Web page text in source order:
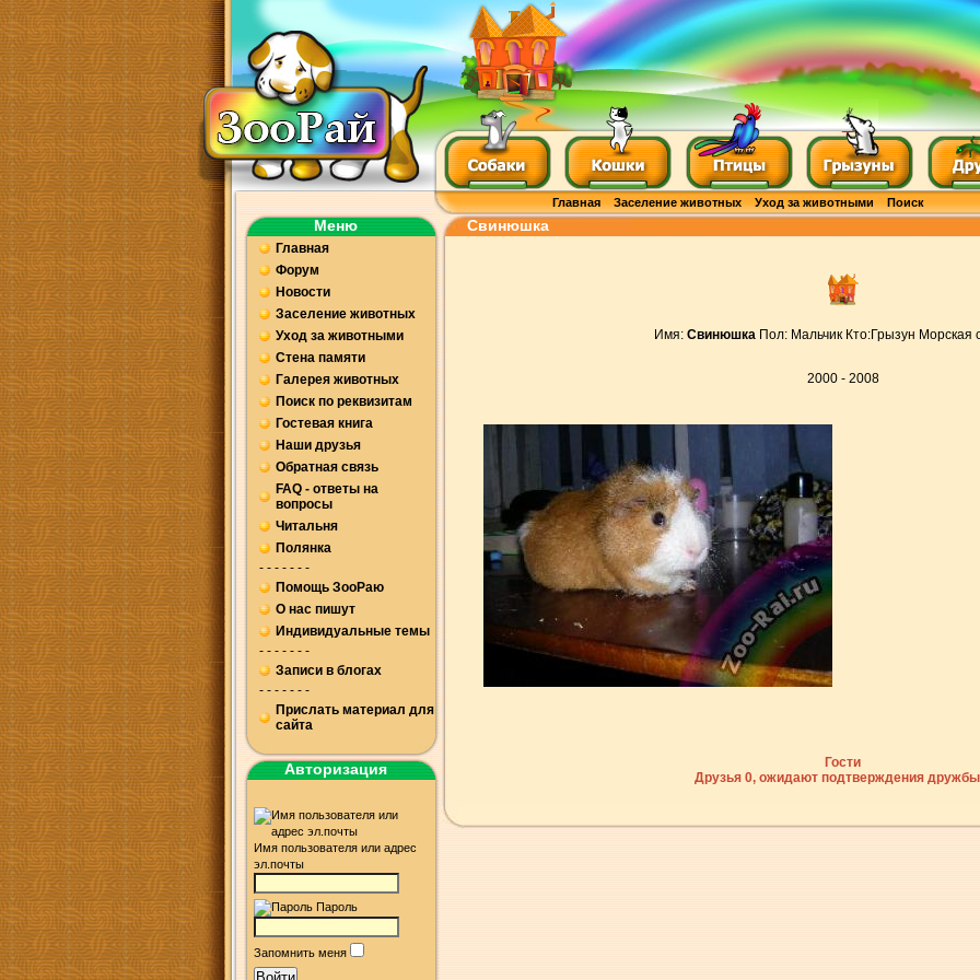
Главная Заселение животных Уход за животными Поиск
Меню
Главная
Форум
Новости
Заселение животных
Уход за животными
Стена памяти
Галерея животных
Поиск по реквизитам
Гостевая книга
Наши друзья
Обратная связь
FAQ - ответы на
вопросы
Читальня
Полянка
- - - - - - -
Помощь ЗооРаю
О нас пишут
Индивидуальные темы
- - - - - - -
Записи в блогах
- - - - - - -
Прислать материал для
сайта
Авторизация
Имя пользователя или адрес
эл.почты
Пароль
Запомнить меня
Свинюшка
Имя: Свинюшка Пол: Мальчик Кто:Грызун Морская
2000 - 2008
Гости
Друзья 0, ожидают подтверждения